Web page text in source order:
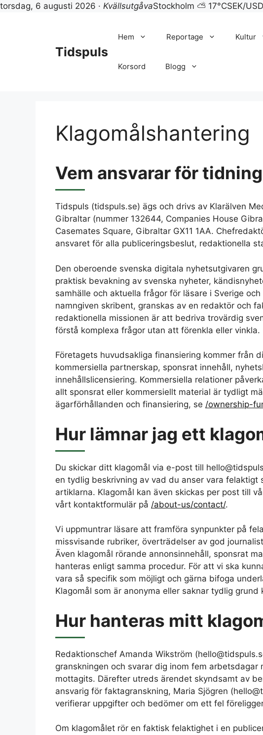
torsdag, 6 augusti 2026 · KvällsutgåvaStockholm ⛅ 17°CSEK/
Tidspuls
Hem Reportage Kultur
Korsord Blogg
Klagomålshantering
Vem ansvarar för
Tidspuls (tidspuls.se) ägs och drivs av Klarälven
Gibraltar (nummer 132644, Companies House
Casemates Square, Gibraltar GX11 1AA.
ansvaret för alla publiceringsbeslut, redaktionella
Den oberoende svenska digitala nyhetsutgivaren
praktisk bevakning av svenska nyheter,
samhälle och aktuella frågor för läsare i Sverige
namngiven skribent, granskas av en redaktör och
redaktionella missionen är att bedriva trovärdig
förstå komplexa frågor utan att förenkla eller vinkla.
Företagets huvudsakliga finansiering kommer från
kommersiella partnerskap, sponsrat innehåll,
innehållslicensiering. Kommersiella relationer
allt sponsrat eller kommersiellt material är tydligt
ägarförhållanden och finansiering, se /ownership-
Hur lämnar jag ett
Du skickar ditt klagomål via e-post till
en tydlig beskrivning av vad du anser vara
artiklarna. Klagomål kan även skickas per post till
vårt kontaktformulär på /about-us/contact/.
Vi uppmuntrar läsare att framföra synpunkter på
missvisande rubriker, överträdelser av god
Även klagomål rörande annonsinnehåll, sponsrat
hanteras enligt samma procedur. För att vi ska
vara så specifik som möjligt och gärna bifoga
Klagomål som är anonyma eller saknar tydlig
Hur hanteras mitt
Redaktionschef Amanda Wikström
granskningen och svarar dig inom fem
mottagits. Därefter utreds ärendet skyndsamt av
ansvarig för faktagranskning, Maria Sjögren
verifierar uppgifter och bedömer om ett fel
Om klagomålet rör en faktisk felaktighet i en